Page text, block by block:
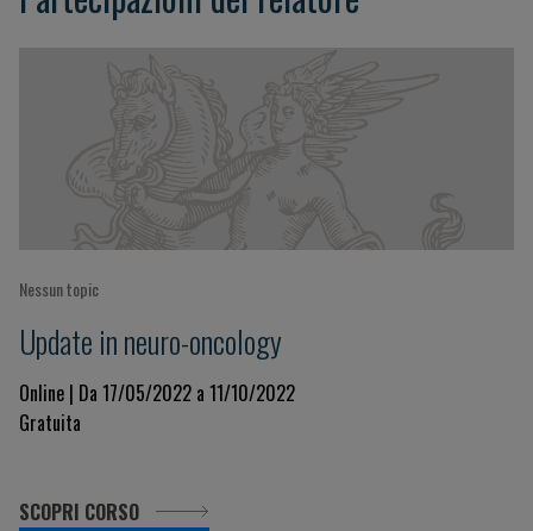
Nessun topic
Update in neuro-oncology
Online | Da 17/05/2022 a 11/10/2022
Gratuita
SCOPRI CORSO